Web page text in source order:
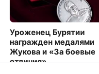
Уроженец Бурятии
награжден медалями
Жукова и «За боевые
отличия»